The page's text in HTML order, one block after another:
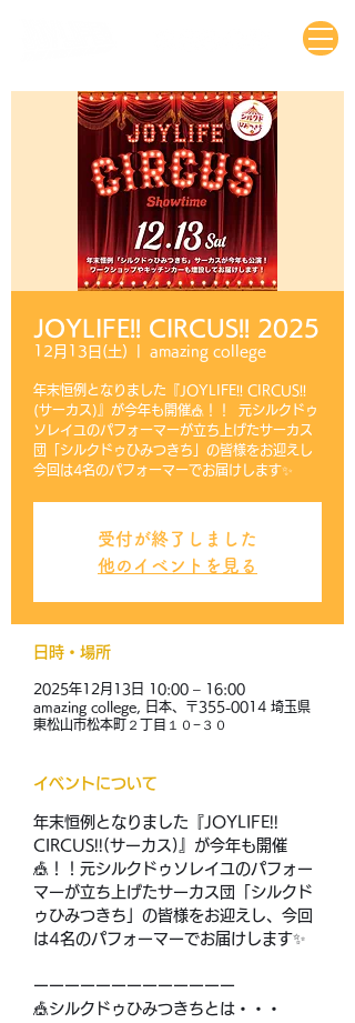
JOYLIFE!! CIRCUS!! 2025
12月13日(土) amazing college
年末恒例となりました『JOYLIFE!! CIRCUS!!
(サーカス)』が今年も開催🎪！！ 元シルクドゥ
ソレイユのパフォーマーが立ち上げたサーカス
団「シルクドゥひみつきち」の皆様をお迎えし
今回は4名のパフォーマーでお届けします✨
受付が終了しました
他のイベントを見る
日時・場所
2025年12月13日 10:00 – 16:00
amazing college, 日本、〒355-0014 埼玉県
東松山市松本町２丁目１０−３０
イベントについて
年末恒例となりました『JOYLIFE!!
CIRCUS!!(サーカス)』が今年も開催
🎪！！元シルクドゥソレイユのパフォー
マーが立ち上げたサーカス団「シルクド
ゥひみつきち」の皆様をお迎えし、今回
は4名のパフォーマーでお届けします✨
ーーーーーーーーーーーーー
🎪シルクドゥひみつきちとは・・・